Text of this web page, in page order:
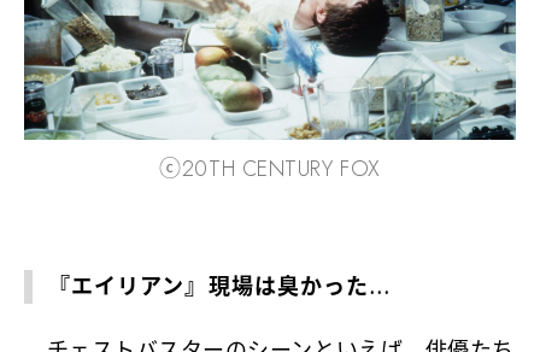
ⓒ20TH CENTURY FOX
『エイリアン』現場は臭かった…